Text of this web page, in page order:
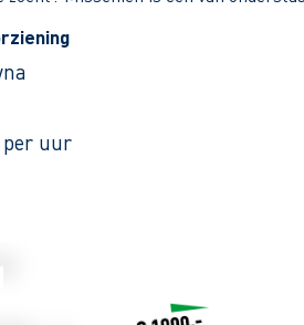
per uur